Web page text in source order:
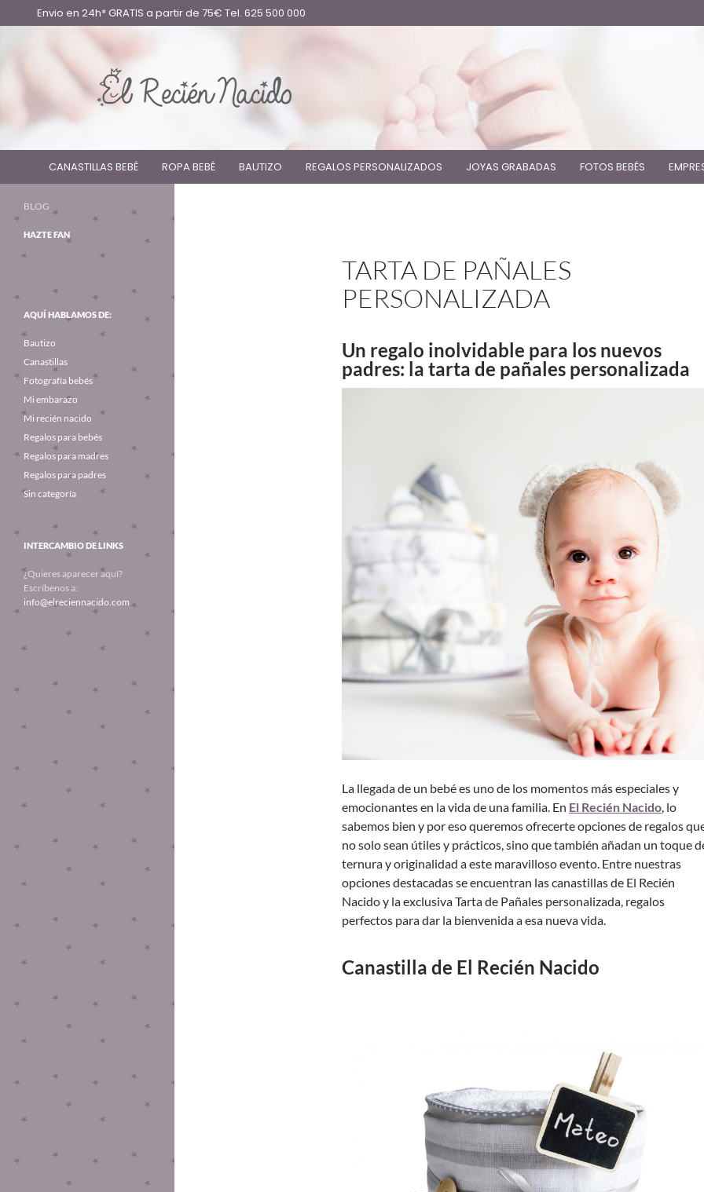
Envio en 24h* GRATIS a partir de 75€ Tel. 625 500 000
CANASTILLAS BEBÉ ROPA BEBÉ BAUTIZO REGALOS PERSONALIZADOS JOYAS GRABADAS FOTOS BEBÉS
TARTA DE PAÑALES
PERSONALIZADA
Un regalo inolvidable para los nuevos
padres: la tarta de pañales personalizada
La llegada de un bebé es uno de los momentos más especiales y
emocionantes en la vida de una familia. En El Recién Nacido, lo
sabemos bien y por eso queremos ofrecerte opciones de regalos
no solo sean útiles y prácticos, sino que también añadan un toque
ternura y originalidad a este maravilloso evento. Entre nuestras
opciones destacadas se encuentran las canastillas de El Recién
Nacido y la exclusiva Tarta de Pañales personalizada, regalos
perfectos para dar la bienvenida a esa nueva vida.
Canastilla de El Recién Nacido
BLOG
HAZTE FAN
AQUÍ HABLAMOS DE:
Bautizo
Canastillas
Fotografía bebés
Mi embarazo
Mi recién nacido
Regalos para bebés
Regalos para madres
Regalos para padres
Sin categoría
INTERCAMBIO DE LINKS
¿Quieres aparecer aquí?
Escríbenos a:
info@elreciennacido.com